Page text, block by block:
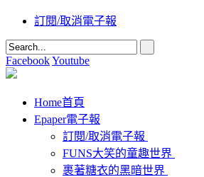
訂閱/取消電子報
FacebookYoutube
Home首頁
Epaper電子報
訂閱/取消電子報
FUNS大笑的童趣世界
裹著糖衣的黑暗世界